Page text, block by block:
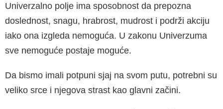
Univerzalno polje ima sposobnost da prepozna
doslednost, snagu, hrabrost, mudrost i podrži akciju
iako ona izgleda nemoguća. U zakonu Univerzuma
sve nemoguće postaje moguće.
Da bismo imali potpuni sjaj na svom putu, po­trebni su
veliko srce i njegova strast kao glavni začini.